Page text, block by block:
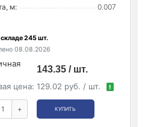
м:
0.007
245 шт.
08.08.2026
143.35 / шт.
цена: 129.02 руб. / шт. !
+ КУПИТЬ